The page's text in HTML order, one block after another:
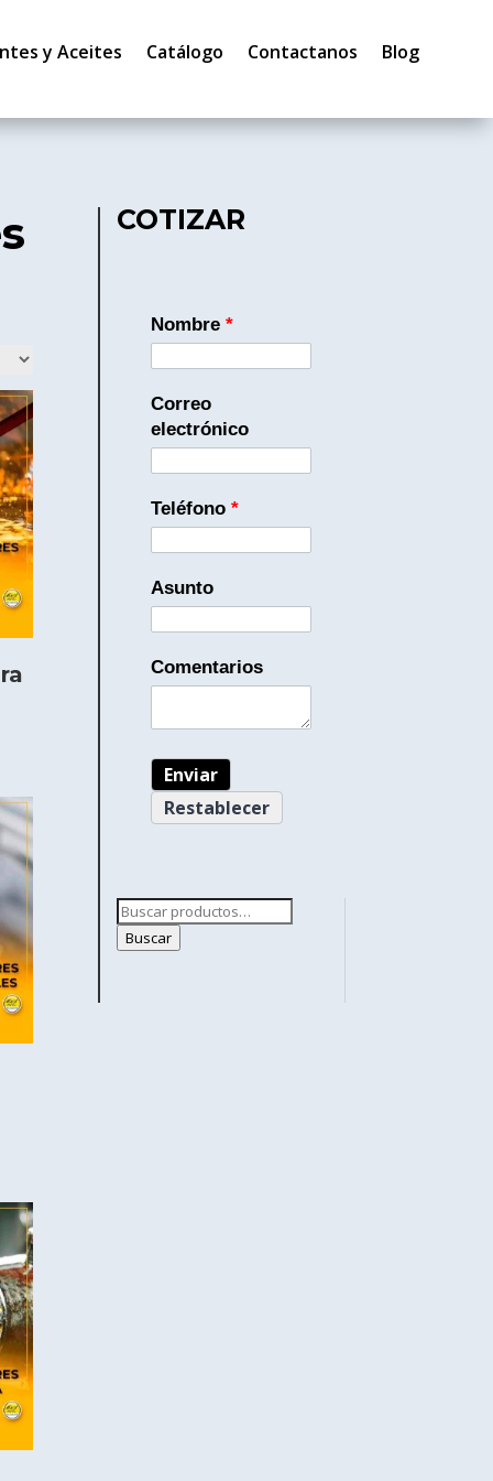
y Aceites Catálogo Contactanos Blog
COTIZAR
Nombre*
Correo
electrónico
Teléfono*
Asunto
Comentarios
Buscar
por:
Buscar